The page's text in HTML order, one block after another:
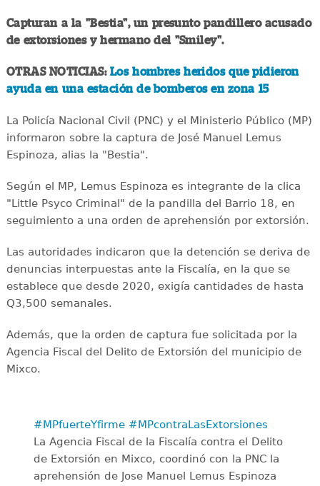
Capturan a la "Bestia", un presunto pandillero acusado
de extorsiones y hermano del "Smiley".
OTRAS NOTICIAS: Los hombres heridos que pidieron
ayuda en una estación de bomberos en zona 15
La Policía Nacional Civil (PNC) y el Ministerio Público (MP)
informaron sobre la captura de José Manuel Lemus
Espinoza, alias la "Bestia".
Según el MP, Lemus Espinoza es integrante de la clica
"Little Psyco Criminal" de la pandilla del Barrio 18, en
seguimiento a una orden de aprehensión por extorsión.
Las autoridades indicaron que la detención se deriva de
denuncias interpuestas ante la Fiscalía, en la que se
establece que desde 2020, exigía cantidades de hasta
Q3,500 semanales.
Además, que la orden de captura fue solicitada por la
Agencia Fiscal del Delito de Extorsión del municipio de
Mixco.
#MPfuerteYfirme #MPcontraLasExtorsiones
La Agencia Fiscal de la Fiscalía contra el Delito
de Extorsión en Mixco, coordinó con la PNC la
aprehensión de Jose Manuel Lemus Espinoza